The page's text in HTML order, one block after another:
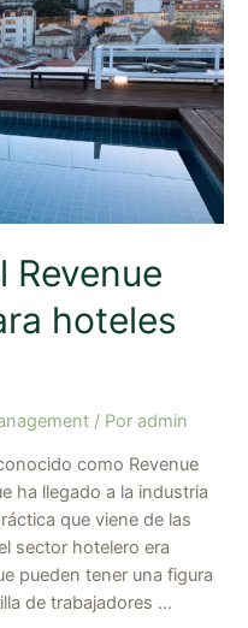
Revenue
hoteles
/ Por admin
como Revenue
ha llegado a la industria
que viene de las
sector hotelero era
pueden tener una figura
de trabajadores …